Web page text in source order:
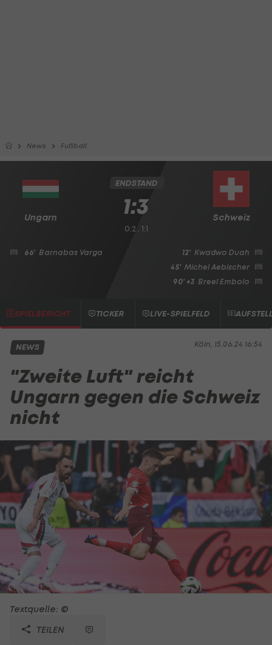
News Fußball
Ungarn Schweiz
ENDSTAND
1:3
0:2 , 1:1
66' Barnabas Varga 12' Kwadwo Duah
45' Michel Aebischer
90' +3 Breel Embolo
SPIELBERICHT TICKER LIVE-SPIELFELD
Köln, 15.06.24 16:54
NEWS
"Zweite Luft" reicht
Ungarn gegen die Schweiz
nicht
Textquelle: ©
TEILEN